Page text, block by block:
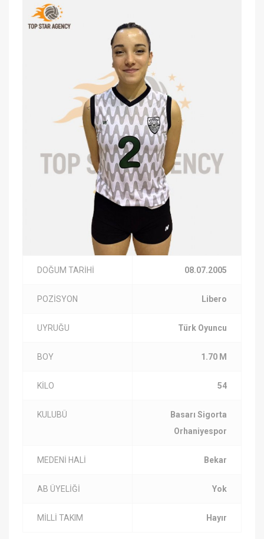
DOĞUM TARİHİ 08.07.2005
POZİSYON Libero
UYRUĞU Türk Oyuncu
BOY 1.70 M
KİLO 54
KULUBÜ
Basarı Sigorta
Orhaniyespor
MEDENİ HALİ Bekar
AB ÜYELİĞİ Yok
MİLLİ TAKIM Hayır